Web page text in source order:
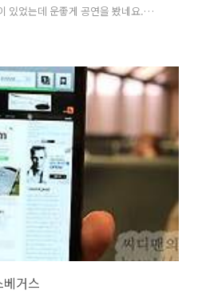
있었는데 운좋게 공연을 봤네요.
계속 들고다녔는데 정말 딱 시작할때
가서 다행이었고 참고로 딱 정해진 시
멋지고 같이 구경하는 분들도 상당히
라로 찍을 때는 물이 튈 수 있으니
로 찍..
거스